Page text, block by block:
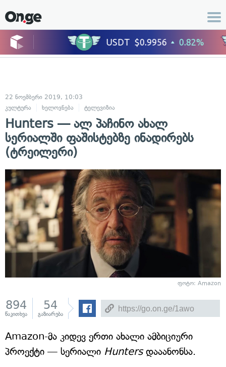
22 ნოემბერი 2019, 10:03
კულტურა
ხელოვნება ტელევიზია
Hunters — ალ პაჩინო ახალ
სერიალში ფაშისტებზე ინადირებს
(ტრეილერი)
ფოტო: Amazon
894
წაკითხვა
54
გაზიარება
Amazon-მა კიდევ ერთი ახალი ამბიციური
პროექტი — სერიალი Huntersდააანონსა.